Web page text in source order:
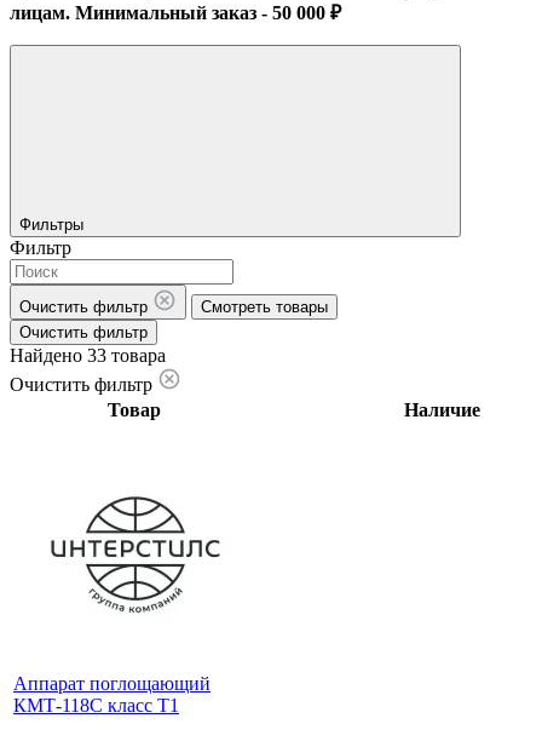
лицам. Минимальный заказ - 50 000 ₽
Фильтры
Фильтр
Очистить фильтр
Смотреть товары
Очистить фильтр
Найдено 33 товара
Очистить фильтр
Товар
Наличие
Аппарат поглощающий
КМТ-118С класс Т1